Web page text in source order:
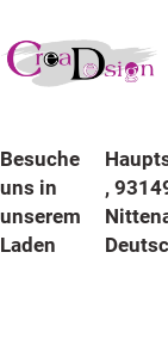
Besuche
uns in
unserem
Laden
,
KINDER WANDUHR